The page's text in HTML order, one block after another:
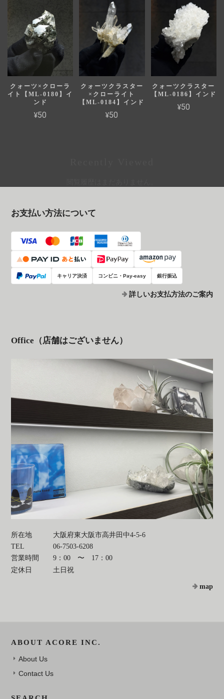
クォーツ×クローラ
イト【ML-0180】イ
ンド
¥50
クォーツクラスター
×クローライト
【ML-0184】インド
¥50
クォーツクラスター
【ML-0186】インド
¥50
お支払い方法について
キャリア決済 コンビニ・Pay-easy 銀行振込
詳しいお支払方法のご案内
Office（店舗はございません）
所在地
大阪府東大阪市高井田中4-5-6
TEL
06-7503-6208
営業時間
9：00 〜 17：00
定休日
土日祝
map
ABOUT ACORE INC.
About Us
Contact Us